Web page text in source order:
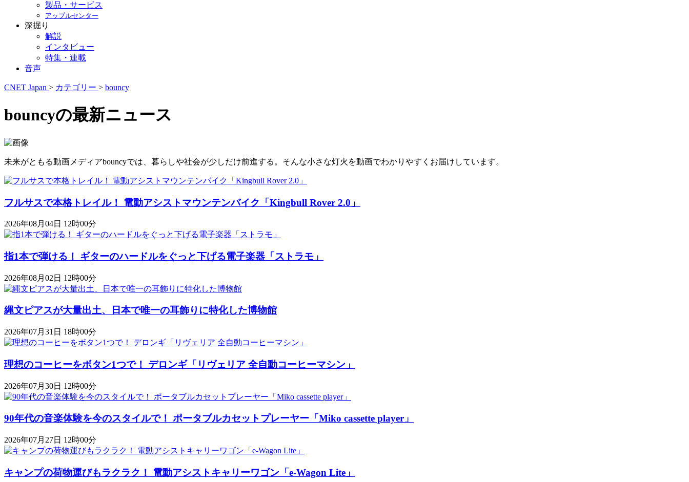
製品・サービス
アップルセンター
深掘り
解説
インタビュー
特集・連載
音声
CNET Japan > カテゴリー > bouncy
bouncyの最新ニュース
未来がともる動画メディアbouncyでは、暮らしや社会が少しだけ前進する。そんな小さな灯火を動画でわかりやすくお届けしています。
フルサスで本格トレイル！ 電動アシストマウンテンバイク「Kingbull Rover 2.0」
2026年08月04日 12時00分
指1本で弾ける！ ギターのハードルをぐっと下げる電子楽器「ストラモ」
2026年08月02日 12時00分
縄文ピアスが大量出土、日本で唯一の耳飾りに特化した博物館
2026年07月31日 18時00分
理想のコーヒーをボタン1つで！ デロンギ「リヴェリア 全自動コーヒーマシン」
2026年07月30日 12時00分
90年代の音楽体験を今のスタイルで！ ポータブルカセットプレーヤー「Miko cassette player」
2026年07月27日 12時00分
キャンプの荷物運びもラクラク！ 電動アシストキャリーワゴン「​​e-Wagon Lite」